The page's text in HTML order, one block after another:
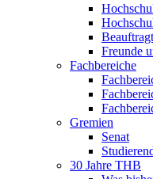
Freunde
Fachbereiche
Gremien
Senat
30 Jahre THB